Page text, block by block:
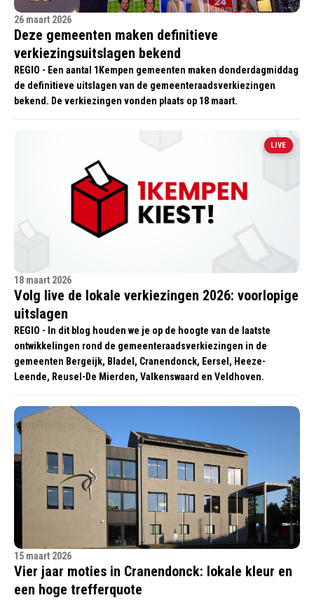
26 maart 2026
Deze gemeenten maken definitieve
verkiezingsuitslagen bekend
REGIO - Een aantal 1Kempen gemeenten maken donderdagmiddag
de definitieve uitslagen van de gemeenteraadsverkiezingen
bekend. De verkiezingen vonden plaats op 18 maart.
LIVE
18 maart 2026
Volg live de lokale verkiezingen 2026: voorlopige
uitslagen
REGIO - In dit blog houden we je op de hoogte van de laatste
ontwikkelingen rond de gemeenteraadsverkiezingen in de
gemeenten Bergeijk, Bladel, Cranendonck, Eersel, Heeze-
Leende, Reusel-De Mierden, Valkenswaard en Veldhoven.
15 maart 2026
Vier jaar moties in Cranendonck: lokale kleur en
een hoge trefferquote